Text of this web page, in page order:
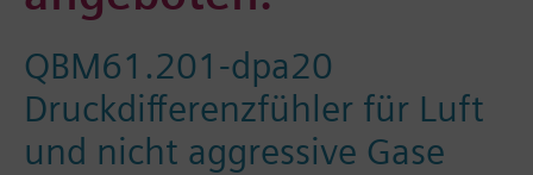
QBM61.201-dpa20
Druckdifferenzfühler für Luft
und nicht aggressive Gase